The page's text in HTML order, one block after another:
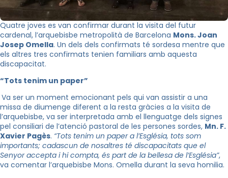
Quatre joves es van confirmar durant la visita del futur
cardenal, l’arquebisbe metropolità de Barcelona Mons. Joan
Josep Omella. Un dels dels confirmats té sordesa mentre que
els altres tres confirmats tenien familiars amb aquesta
discapacitat.
“Tots tenim un paper”
Va ser un moment emocionant pels qui van assistir a una
missa de diumenge diferent a la resta gràcies a la visita de
l’arquebisbe, va ser interpretada amb el llenguatge dels signes
pel consiliari de l’atenció pastoral de les persones sordes, Mn. F.
Xavier Pagès. “Tots tenim un paper a l’Església, tots som
importants; cadascun de nosaltres té discapacitats que el
Senyor accepta i hi compta, és part de la bellesa de l’Església”,
va comentar l’arquebisbe Mons. Omella durant la seva homilia.